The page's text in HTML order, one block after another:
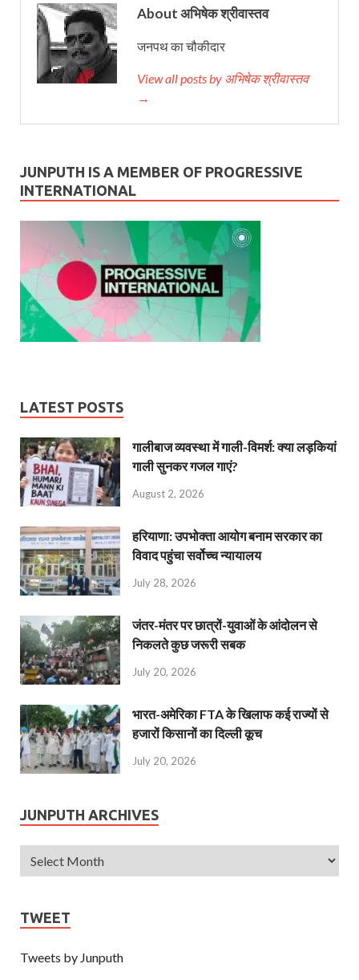
About अभिषेक श्रीवास्तव
जनपथ का चौकीदार
View all posts by अभिषेक श्रीवास्तव
→
JUNPUTH IS A MEMBER OF PROGRESSIVE
INTERNATIONAL
LATEST POSTS
गालीबाज व्‍यवस्‍था में गाली-विमर्श: क्या लड़कियां
गाली सुनकर गजल गाएं?
August 2, 2026
हरियाणा: उपभोक्ता आयोग बनाम सरकार का
विवाद पहुंचा सर्वोच्च न्यायालय
July 28, 2026
जंतर-मंतर पर छात्रों-युवाओं के आंदोलन से
निकलते कुछ जरूरी सबक
July 20, 2026
भारत-अमेरिका FTA के खिलाफ कई राज्यों से
हजारों किसानों का दिल्ली कूच
July 20, 2026
JUNPUTH ARCHIVES
TWEET
Tweets by Junputh